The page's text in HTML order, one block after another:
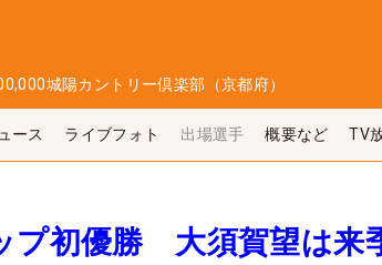
城陽カントリー倶楽部（京都府）
ース ライブフォト 出場選手 概要など TV
プ初優勝 大須賀望は来